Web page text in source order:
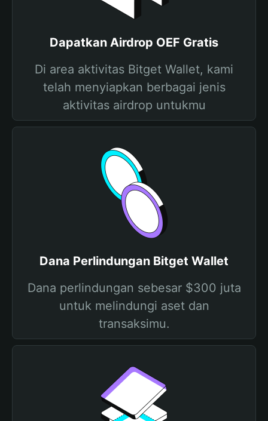
Dapatkan Airdrop OEF Gratis
Di area aktivitas Bitget Wallet, kami
telah menyiapkan berbagai jenis
aktivitas airdrop untukmu
Dana Perlindungan Bitget Wallet
Dana perlindungan sebesar $300 juta
untuk melindungi aset dan
transaksimu.